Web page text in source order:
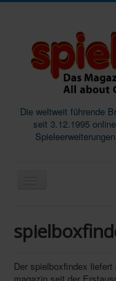
Die weltweit führende
seit 3.12.1995
Magazine
Abos/Subscriptions
Der spielboxfindex